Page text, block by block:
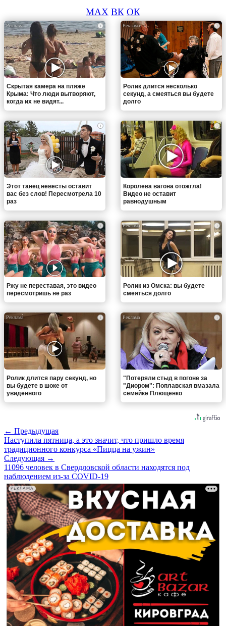
MAX ВК ОК
i
Скрытая камера на пляже
Крыма: Что люди вытворяют,
когда их не видят...
i
Ролик длится несколько
секунд, а смеяться вы будете
долго
i
Этот танец невесты оставит
вас без слов! Пересмотрела 10
раз
i
Королева вагона отожгла!
Видео не оставит
равнодушным
i
Ржу не переставая, это видео
пересмотришь не раз
i
Ролик из Омска: вы будете
смеяться долго
i
Ролик длится пару секунд, но
вы будете в шоке от
увиденного
i
"Потеряли стыд в погоне за
"Диором": Поплавская вмазала
семейке Плющенко
← Предыдущая
Наступила пятница, а это значит, что пришло время
традиционного конкурса «Пицца на ужин»
Следующая →
11096 человек в Свердловской области находятся под
наблюдением из-за COVID-19
РЕКЛАМА